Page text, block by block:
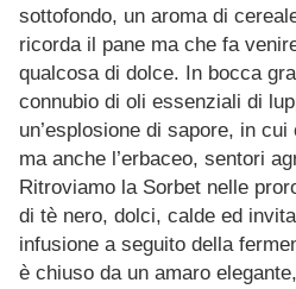
sottofondo, un aroma di
ricorda il pane ma che fa
qualcosa di dolce. In bocca
connubio di oli essenziali di
un’esplosione di sapore, in
ma anche l’erbaceo, sentori
Ritroviamo la Sorbet nelle
di tè nero, dolci, calde ed
infusione a seguito della
è chiuso da un amaro